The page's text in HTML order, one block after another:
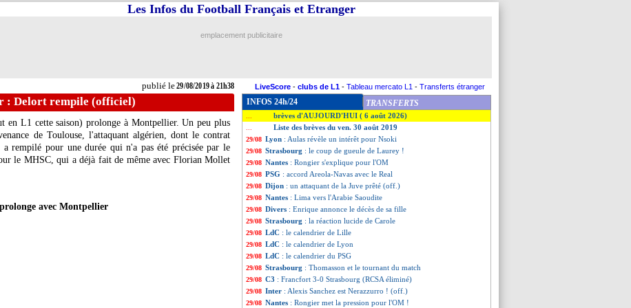
publié le29/08/2019 à 21h38
Les Infos du Football Français et Etranger
emplacement publicitaire
LiveScore - clubs de L1 - Tableau mercato L1 - Transferts étranger
: Delort rempile (officiel)
en L1 cette saison) prolonge à Montpellier. Un peu plus
de Toulouse, l'attaquant algérien, dont le contrat
rempilé pour une durée qui n'a pas été précisée par le
le MHSC, qui a déjà fait de même avec Florian Mollet
avec Montpellier
INFOS 24h/24 TRANSFERTS
brèves d'AUJOURD'HUI ( 6 août 2026)
Liste des brèves du ven. 30 août 2019
29/08 Lyon : Aulas révèle un intérêt pour Nsoki
29/08 Strasbourg : le coup de gueule de Laurey !
29/08 Nantes : Rongier s'explique pour l'OM
29/08 PSG : accord Areola-Navas avec le Real
29/08 Dijon : un attaquant de la Juve prêté (off.)
29/08 Nantes : Lima vers l'Arabie Saoudite
29/08 Divers : Enrique annonce le décès de sa fille
29/08 Strasbourg : la réaction lucide de Carole
29/08 LdC : le calendrier de Lille
29/08 LdC : le calendrier de Lyon
29/08 LdC : le calendrier du PSG
29/08 Strasbourg : Thomasson et le tournant du match
29/08 C3 : Francfort 3-0 Strasbourg (RCSA éliminé)
29/08 Inter : Alexis Sanchez est Nerazzurro ! (off.)
29/08 Nantes : Rongier met la pression pour l'OM !